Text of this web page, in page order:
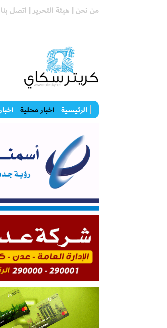
من نحن | هيئة التحرير | اتصل بنا
الرئيسية اخبار محلية